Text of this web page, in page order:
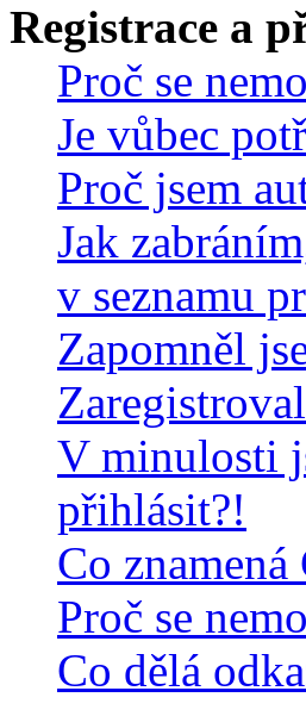
Registrace a
Proč se
Je vůbec
Proč jsem
Jak
v seznamu
Zapomněl
V minulosti
přihlásit?!
Co znamená
Proč se
Co dělá